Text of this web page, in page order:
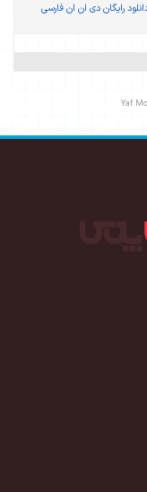
رایگان دی ان ان فارسی
Yaf